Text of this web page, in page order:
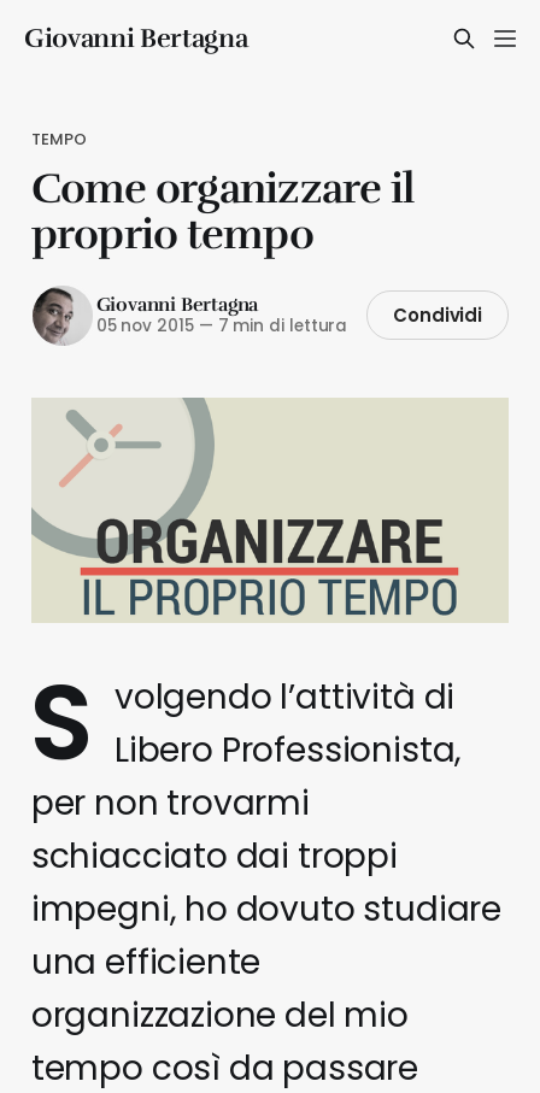
Giovanni Bertagna
TEMPO
Come organizzare il
proprio tempo
Giovanni Bertagna
05 nov 2015 — 7 min di lettura Condividi
S volgendo l’attività di
Libero Professionista,
per non trovarmi
schiacciato dai troppi
impegni, ho dovuto studiare
una efficiente
organizzazione del mio
tempo così da passare